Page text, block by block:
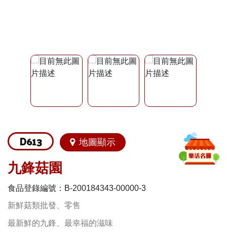
D613 地圖顯示
九鋒菇園
食品登錄編號：B-200184343-00000-3
新鮮菇類批發、零售
最新鮮的九鋒、最幸福的滋味